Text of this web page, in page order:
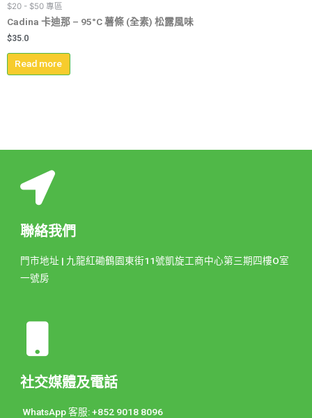
$20 - $50 專區
Cadina 卡迪那 – 95°C 薯條 (全素) 松露風味
$35.0
Read more
聯絡我們
門市地址 | 九龍紅磡鶴園東街11號凱旋工商中心第三期四樓O室
一號房
社交媒體及電話
WhatsApp 客服: +852 9018 8096